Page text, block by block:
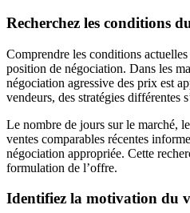
Recherchez les conditions
Comprendre les conditions
position de négociation. Dans les
négociation agressive des prix est
vendeurs, des stratégies différentes
Le nombre de jours sur le marché,
ventes comparables récentes
négociation appropriée. Cette
formulation de l’offre.
Identifiez la motivation du